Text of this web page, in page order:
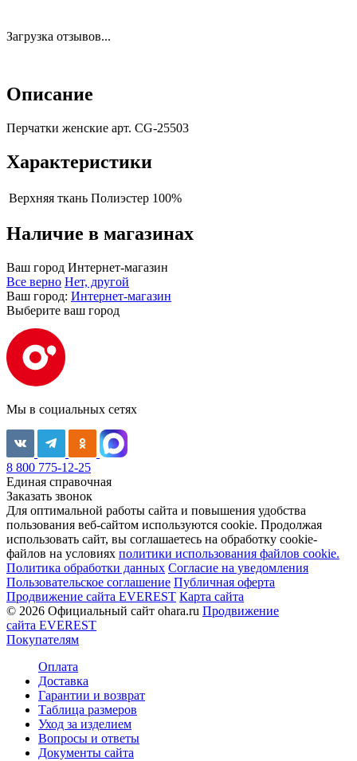
Загрузка отзывов...
Описание
Перчатки женские арт. CG-25503
Характеристики
Верхняя ткань Полиэстер 100%
Наличие в магазинах
Ваш город Интернет-магазин
Все верно Нет, другой
Ваш город: Интернет-магазин
Выберите ваш город
Мы в социальных сетях
8 800 775-12-25
Единая справочная
Заказать звонок
Для оптимальной работы сайта и повышения удобства
пользования веб-сайтом используются cookie. Продолжая
использовать сайт, вы соглашаетесь на обработку cookie-
файлов на условиях политики использования файлов cookie.
Политика обработки данных Согласие на уведомления
Пользовательское соглашение Публичная оферта
Продвижение сайта EVEREST Карта сайта
© 2026 Официальный сайт ohara.ru Продвижение
сайта EVEREST
Покупателям
Оплата
Доставка
Гарантии и возврат
Таблица размеров
Уход за изделием
Вопросы и ответы
Документы сайта